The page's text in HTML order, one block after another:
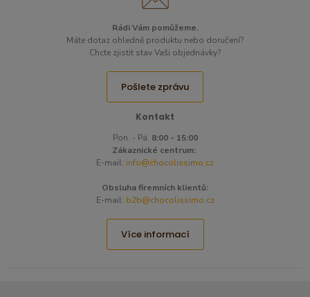
Kontakt
Pon. - Pá. 8:00 - 15:00
Zákaznické centrum:
E-mail: info@chocolissimo.cz
Obsluha firemních klientů:
E-mail: b2b@chocolissimo.cz
Více informací
Rádi Vám pomůžeme.
Máte dotaz ohledně produktu nebo doručení?
Chcte zjistit stav Vaši objednávky?
Pošlete zprávu